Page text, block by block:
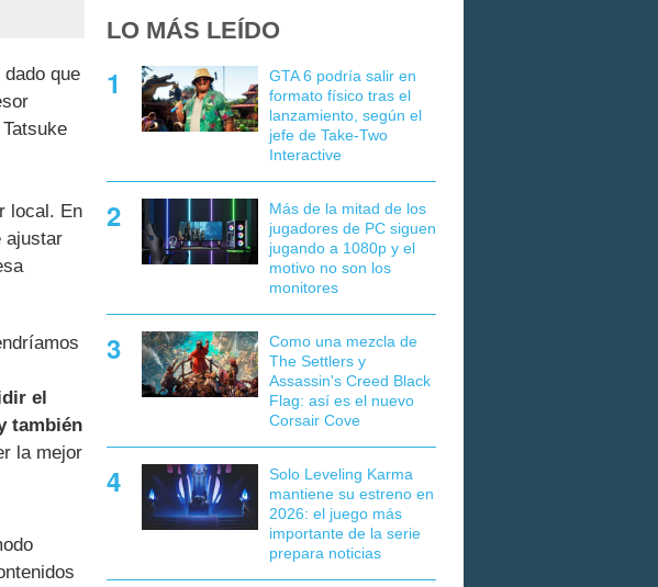
dado que
local. En
ajustar
el
también
la mejor
LO MÁS LEÍDO
GTA 6 podría salir en
formato físico tras el
lanzamiento, según el
jefe de Take-Two
Interactive
Más de la mitad de los
jugadores de PC siguen
jugando a 1080p y el
motivo no son los
monitores
Como una mezcla de
The Settlers y
Assassin's Creed Black
Flag: así es el nuevo
Corsair Cove
Solo Leveling Karma
mantiene su estreno en
2026: el juego más
importante de la serie
prepara noticias